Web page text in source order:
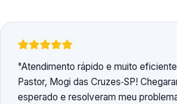
Atendimento rápido e muito
Pastor, Mogi das Cruzes‑SP!
esperado e resolveram meu